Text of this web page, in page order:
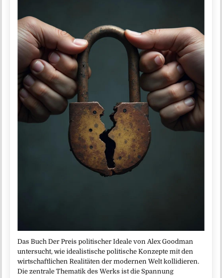
Das Buch Der Preis politischer Ideale von Alex Goodman
untersucht, wie idealistische politische Konzepte mit den
wirtschaftlichen Realitäten der modernen Welt kollidieren.
Die zentrale Thematik des Werks ist die Spannung